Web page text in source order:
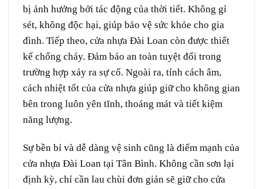
bị ảnh hưởng bởi tác động của thời tiết. Không gỉ
sét, không độc hại, giúp bảo vệ sức khỏe cho gia
đình. Tiếp theo, cửa nhựa Đài Loan còn được thiết
kế chống cháy. Đảm bảo an toàn tuyệt đối trong
trường hợp xảy ra sự cố. Ngoài ra, tính cách âm,
cách nhiệt tốt của cửa nhựa giúp giữ cho không gian
bên trong luôn yên tĩnh, thoáng mát và tiết kiệm
năng lượng.
Sự bền bỉ và dễ dàng vệ sinh cũng là điểm mạnh của
cửa nhựa Đài Loan tại Tân Bình. Không cần sơn lại
định kỳ, chỉ cần lau chùi đơn giản sẽ giữ cho cửa